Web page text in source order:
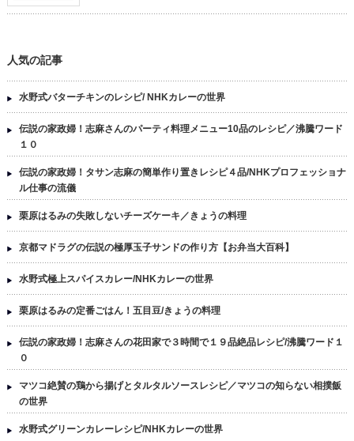
人気の記事
水野式バターチキンのレシピ/ NHKカレーの世界
伝説の家政婦！志麻さんのパーティ料理メニュー10品のレシピ／沸騰ワード
１０
伝説の家政婦！タサン志麻の簡単作り置きレシピ４品/NHKプロフェッショナ
ル仕事の流儀
栗原はるみの失敗しないチーズケーキ／きょうの料理
京都マドラグの伝説の極厚玉子サンドの作り方【お弁当大百科】
水野式極上スパイスカレー/NHKカレーの世界
栗原はるみの定番ごはん！五目豆/きょうの料理
伝説の家政婦！志麻さんの花田家で３時間で１９品絶品レシピ/沸騰ワード１
０
マツコ絶賛の鶏から揚げとタルタルソースレシピ／マツコの知らない相撲飯
の世界
水野式グリーンカレーレシピ/NHKカレーの世界